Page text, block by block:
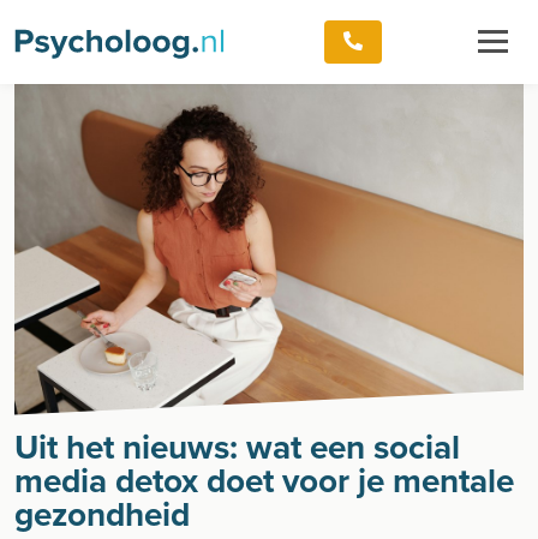
Uit het nieuws: wat een social
media detox doet voor je mentale
gezondheid